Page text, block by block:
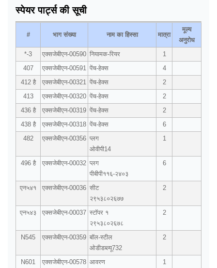
स्पेयर पार्ट्स की सूची
# भाग संख्या नाम का हिस्सा मात्रा
मूल्य
अनुरोध
*-3
एक्सजेबीएन-00590 नियामक-रियर
1
407
एक्सजेबीएन-00591 पेंच-हेक्स
4
412 है
एक्सजेबीएन-00321 पेंच-हेक्स
2
413
एक्सजेबीएन-00320 पेंच-हेक्स
2
436 है
एक्सजेबीएन-00319 पेंच-हेक्स
2
438 है
एक्सजेबीएन-00318 पेंच-हेक्स
6
482
एक्सजेबीएन-00356 प्लग
ओवीपी14
1
496 है एक्सजेबीएन-00032 प्लग
पीबीपी११६-२४०३
6
एन५४१ एक्सजेबीएन-00036 सीट
२९५३८०२६७७
2
एन५४३ एक्सजेबीएन-00037 स्टॉपर १
२९५३८०२६७८
2
N545 एक्सजेबीएन-00359 बॉल-स्टील
ओडीडब्ल्यू732
2
N601 एक्सजेबीएन-00578 आवरण
1